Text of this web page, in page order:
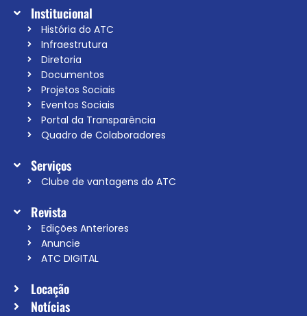
Institucional
História do ATC
Infraestrutura
Diretoria
Documentos
Projetos Sociais
Eventos Sociais
Portal da Transparência
Quadro de Colaboradores
Serviços
Clube de vantagens do ATC
Revista
Edições Anteriores
Anuncie
ATC DIGITAL
Locação
Notícias